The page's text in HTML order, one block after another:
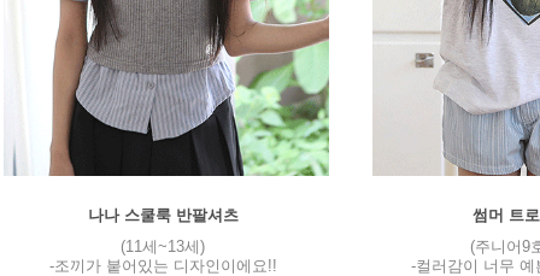
나나 스쿨룩 반팔셔츠
(11세~13세)
-조끼가 붙어있는 디자인이에요!!
썸머 트
(주니어9
-컬러감이 너무